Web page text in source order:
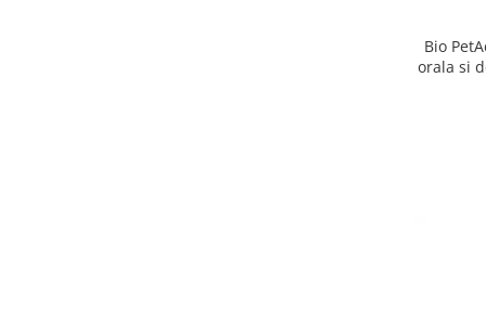
Bio
orala si